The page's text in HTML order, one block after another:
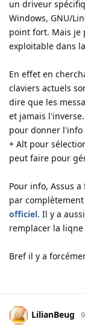
un driveur
Windows, GNU/
point fort. Mais je
exploitable dans
En effet en
claviers actuels
dire que les
et jamais
pour donner l'info
+ Alt pour
peut faire pour
Pour info, Assus
par
officiel. Il y a
remplacer la liqne
Bref il y a
LilianBeug